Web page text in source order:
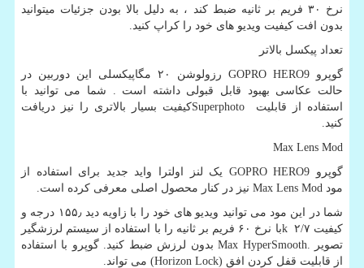
نرخ ۳۰ فریم بر ثانیه ضبط کند ، به دلیل بالا بودن جزئیات میتوانید
بدون افت کیفیت ویدیو های خود را کراپ کنید.
تعداد پیکسل بالاتر
گوپرو GOPRO HERO9
رزولوشن ۲۰ مگاپیکسلی این دوربین در
حالت عکاسی بهبود قابل قبولی داشته است . شما می توانید با
استفاده از قابلیت
Superphotoکیفیت بسیار بالاتری را نیز دریافت
کنید.
Max Lens Mod
گوپرو GOPRO HERO9 یک لنز اولترا واید جدید برای استفاده از
مود Max Lens Mod نیز در کنار محصول اصلی معرفی کرده است.
شما در این مود می توانید ویدیو های خود را با زاویه دید ۱۵۵٫ درجه و
کیفیت ۲/۷
k
با نرخ ۶۰ فریم بر ثانیه را با استفاده از سیستم لرزشگیر
تصویر
Max HyperSmooth. بدون لرزش ضبط کنید. گوپرو با استفاده
از قابلیت قفل کردن افق (Horizon Lock) می تواند.